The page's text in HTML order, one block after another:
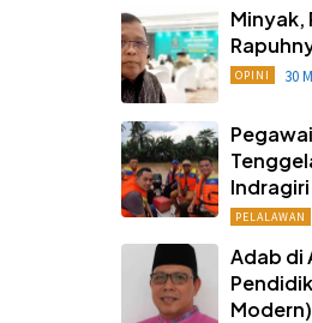
Minyak,
OPINI 30
PELALAWAN
Adab di
Modern)